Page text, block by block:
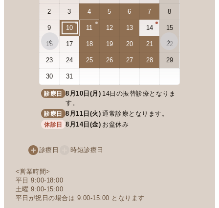
‹
2 3 4 5 6 7 8
9 10 11 12 13 14 15
16 17 18 19 20 21 22
23 24 25 26 27 28 29
30 31
診療日 8月10日(月) 14日の振替診療となりま
す。
診療日 8月11日(火) 通常診療となります。
休診日 8月14日(金) お盆休み
›
診療日 時短診療日
<営業時間>
平日 9:00-18:00
土曜 9:00-15:00
平日が祝日の場合は 9:00-15:00 となります